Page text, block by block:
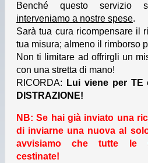
Benché questo servizio
interveniamo a nostre spese.
Sarà tua cura ricompensare il
tua misura; almeno il rimborso
Non ti limitare ad offrirgli un
con una stretta di mano!
RICORDA:
Lui viene per TE
DISTRAZIONE!
NB: Se hai già inviato una
di inviarne una nuova al
avvisiamo che tutte le
cestinate!